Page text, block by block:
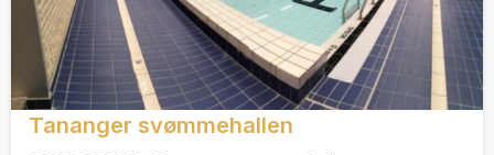
Tananger svømmehallen